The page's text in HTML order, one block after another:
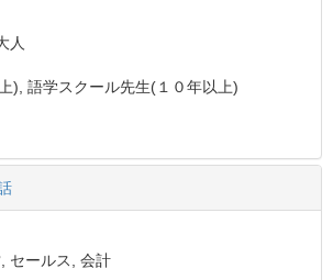
人
), 語学スクール先生(１０年以上)
セールス, 会計